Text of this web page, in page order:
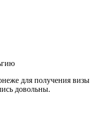
для получения визы
довольны.